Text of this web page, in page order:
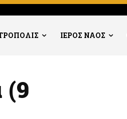
ΙΕΡΟΣ ΝΑΟΣ